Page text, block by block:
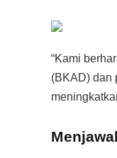
“Kami
(BKAD) dan